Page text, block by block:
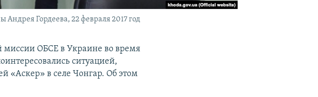
Гордеева, 22 февраля 2017 год
миссии ОБСЕ в Украине во время
ситуацией,
«Аскер» в селе Чонгар. Об этом